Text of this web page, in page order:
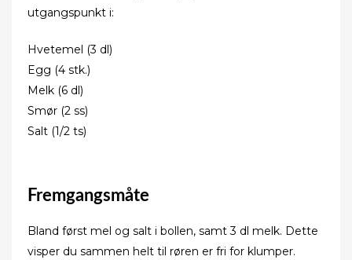
utgangspunkt i:
Hvetemel (3 dl)
Egg (4 stk.)
Melk (6 dl)
Smør (2 ss)
Salt (1/2 ts)
Fremgangsmåte
Bland først mel og salt i bollen, samt 3 dl melk. Dette
visper du sammen helt til røren er fri for klumper.